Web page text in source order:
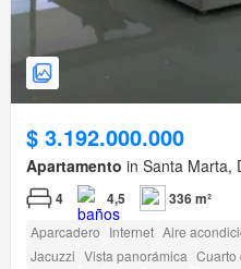
$ 3.192.000.000
Apartamento in Santa Marta,
4 4,5 336 m²
Aparcadero Internet Aire
Jacuzzi Vista panorámica Cuarto